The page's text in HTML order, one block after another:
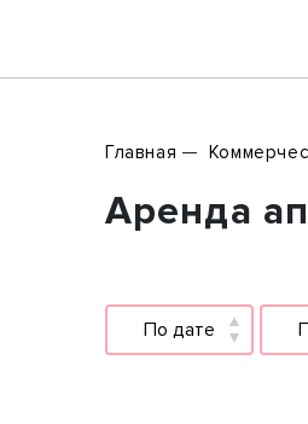
Главная
Аренда
По дате